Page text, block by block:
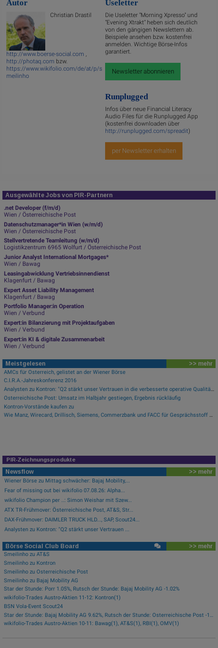
Autor
Christian Drastil
http://www.boerse-social.com ,
http://photaq.com bzw.
https://www.wikifolio.com/de/at/p/s
meilinho
Useletter
Die Useletter "Morning Xpresso" und
"Evening Xtrakt" heben sich deutlich
von den gängigen Newslettern ab.
Beispiele ansehen bzw. kostenfrei
anmelden. Wichtige Börse-Infos
garantiert.
Newsletter abonnieren
Runplugged
Infos über neue Financial Literacy
Audio Files für die Runplugged App
(kostenfrei downloaden über
http://runplugged.com/spreadit)
per Newsletter erhalten
Ausgewählte Jobs von PIR-Partnern
.net Developer (f/m/d)
Wien / Österreichische Post
Datenschutzmanager*in Wien (w/m/d)
Wien / Österreichische Post
Stellvertretende Teamleitung (w/m/d)
Logistikzentrum 6965 Wolfurt / Österreichische Post
Junior Analyst International Mortgages*
Wien / Bawag
Leasingabwicklung Vertriebsinnendienst
Klagenfurt / Bawag
Expert Asset Liability Management
Klagenfurt / Bawag
Portfolio Manager:in Operation
Wien / Verbund
Expert:in Bilanzierung mit Projektaufgaben
Wien / Verbund
Expert:in KI & digitale Zusammenarbeit
Wien / Verbund
Meistgelesen >> mehr
AMCs für Österreich, gelistet an der Wiener Börse
C.I.R.A.-Jahreskonferenz 2016
Analysten zu Kontron: "Q2 stärkt unser Vertrauen in die verbesserte operative Qualität"
Österreichische Post: Umsatz im Halbjahr gestiegen, Ergebnis rückläufig
Kontron-Vorstände kaufen zu
Wie Manz, Wirecard, Drillisch, Siemens, Commerzbank und FACC für Gesprächsstoff sorgten
PIR-Zeichnungsprodukte
Newsflow >> mehr
Wiener Börse zu Mittag schwächer: Bajaj Mobility,...
Fear of missing out bei wikifolio 07.08.26: Alpha...
wikifolio Champion per ..: Simon Weishar mit Szew...
ATX TR-Frühmover: Österreichische Post, AT&S, Str...
DAX-Frühmover: DAIMLER TRUCK HLD..., SAP, Scout24...
Analysten zu Kontron: "Q2 stärkt unser Vertrauen ...
Börse Social Club Board >> mehr
Smeilinho zu AT&S
Smeilinho zu Kontron
Smeilinho zu Österreichische Post
Smeilinho zu Bajaj Mobility AG
Star der Stunde: Porr 1.05%, Rutsch der Stunde: Bajaj Mobility AG -1.02%
wikifolio-Trades Austro-Aktien 11-12: Kontron(1)
BSN Vola-Event Scout24
Star der Stunde: Bajaj Mobility AG 9.62%, Rutsch der Stunde: Österreichische Post -1.97%
wikifolio-Trades Austro-Aktien 10-11: Bawag(1), AT&S(1), RBI(1), OMV(1)